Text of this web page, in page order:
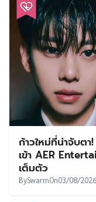
ก้าวใหม่ที่น่าจับต
เข้า AER
เต็มตัว
BySwarmOn03/08/2026